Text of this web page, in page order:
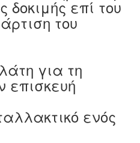
δοκιμής επί του
του
για τη
επισκευή
ενός